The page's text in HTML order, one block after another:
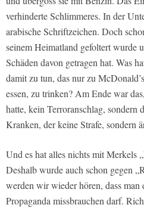
verhinderte Schlimmeres. In der
arabische Schriftzeichen. Doch
seinem Heimatland gefoltert wurde
Schäden davon getragen hat. Was
damit zu tun, das nur zu
essen, zu trinken? Am Ende war
hatte, kein Terroranschlag, sondern
Kranken, der keine Strafe, sondern
Und es hat alles nichts mit Merkels
Deshalb wurde auch schon gegen
werden wir wieder hören, dass
Propaganda missbrauchen darf.